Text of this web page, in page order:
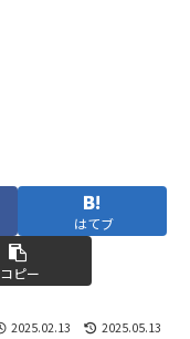
はてブ
コピー
2025.02.13 2025.05.13